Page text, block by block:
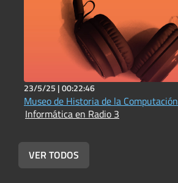
23/5/25 |00:22:46
Museo de Historia de la Computación
Informática en Radio 3
VER TODOS